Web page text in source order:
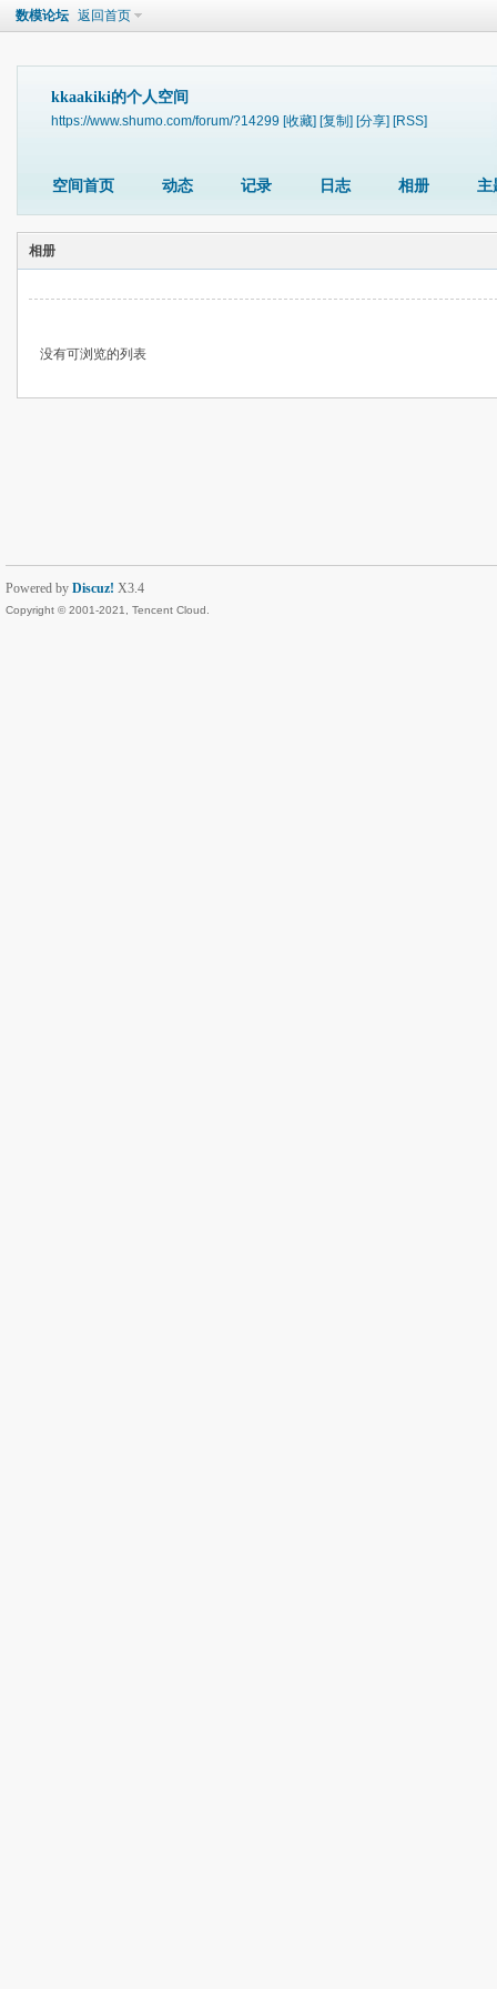
数模论坛 返回首页
kkaakiki的个人空间
https://www.shumo.com/forum/?14299 [收藏] [复制] [分享] [RSS]
空间首页 动态 记录 日志 相册 主
相册
没有可浏览的列表
Powered by Discuz! X3.4
Copyright © 2001-2021, Tencent Cloud.